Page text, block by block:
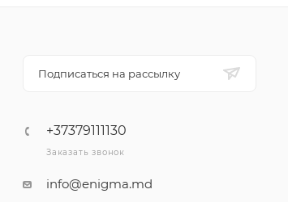
Подписаться на рассылку
+37379111130
Заказать звонок
info@enigma.md